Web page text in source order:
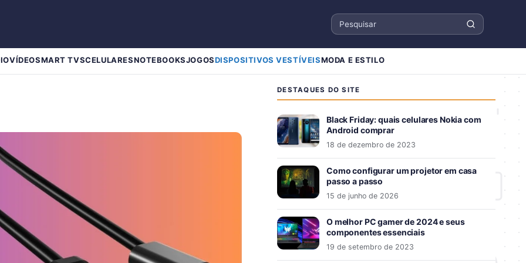
Pesquisar
VÍDEOSMART TVSCELULARESNOTEBOOKSJOGOSDISPOSITIVOS VESTÍVEISMODA E ESTILO
DESTAQUES DO SITE
Black Friday: quais celulares Nokia com
Android comprar
18 de dezembro de 2023
Como configurar um projetor em casa
passo a passo
15 de junho de 2026
O melhor PC gamer de 2024 e seus
componentes essenciais
19 de setembro de 2023